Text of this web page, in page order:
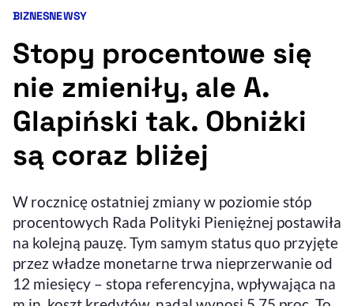
Ułatwienia dostępności wspierają:
Sprawdź, jak i dlaczego zwiększamy dostępność, otwiera się w nowym
Deklaracja dostępności , otwiera się w nowym oknie
Zgłoś problem
, otwiera się w
Kategorie artykułu:
BIZNESNEWSY
Stopy procentowe się
nie zmieniły, ale A.
Glapiński tak. Obniżki
są coraz bliżej
W rocznicę ostatniej zmiany w poziomie stóp
procentowych Rada Polityki Pieniężnej postawiła
na kolejną pauzę. Tym samym status quo przyjęte
przez władze monetarne trwa nieprzerwanie od
12 miesięcy – stopa referencyjna, wpływająca na